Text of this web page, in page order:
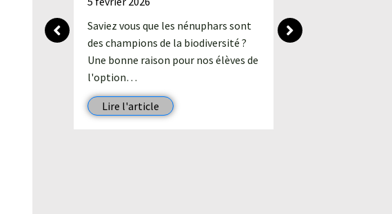
Saviez vous que les nénuphars sont
des champions de la biodiversité ?
Une bonne raison pour nos élèves de
l'option…
Lire l'article